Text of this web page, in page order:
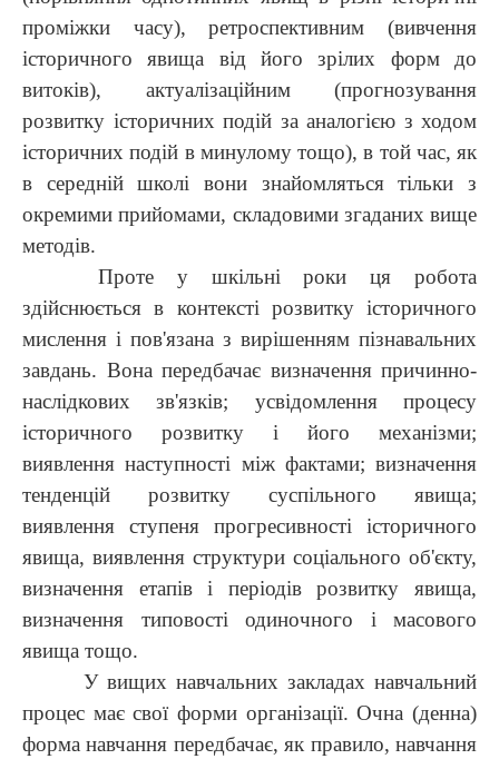
проміжки часу), ретроспективним (вивчення
історичного явища від його зрілих форм до
витоків), актуалізаційним (прогнозування
розвитку історичних подій за аналогією з ходом
історичних подій в минулому тощо), в той час, як
в середній школі вони знайомляться тільки з
окремими прийомами, складовими згаданих вище
методів.
Проте у шкільні роки ця робота
здійснюється в контексті розвитку історичного
мислення і пов'язана з вирішенням пізнавальних
завдань. Вона передбачає визначення причинно-
наслідкових зв'язків; усвідомлення процесу
історичного розвитку і його механізми;
виявлення наступності між фактами; визначення
тенденцій розвитку суспільного явища;
виявлення ступеня прогресивності історичного
явища, виявлення структури соціального об'єкту,
визначення етапів і періодів розвитку явища,
визначення типовості одиночного і масового
явища тощо.
У вищих навчальних закладах навчальний
процес має свої форми організації. Очна (денна)
форма навчання передбачає, як правило, навчання